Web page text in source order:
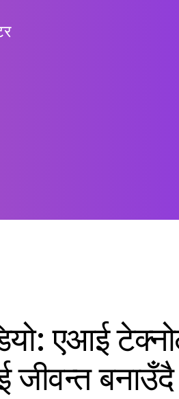
एआई
जीवन्त बनाउँदै